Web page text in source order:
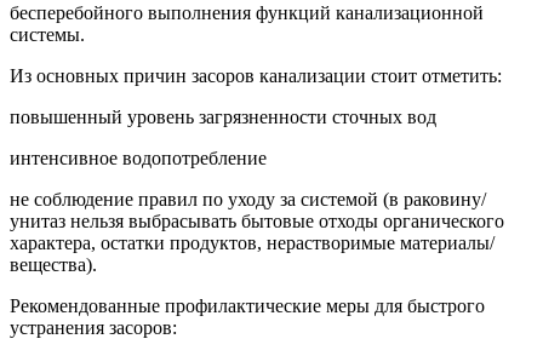
бесперебойного выполнения функций канализационной
системы.
Из основных причин засоров канализации стоит отметить:
повышенный уровень загрязненности сточных вод
интенсивное водопотребление
не соблюдение правил по уходу за системой (в раковину/
унитаз нельзя выбрасывать бытовые отходы органического
характера, остатки продуктов, нерастворимые материалы/
вещества).
Рекомендованные профилактические меры для быстрого
устранения засоров: